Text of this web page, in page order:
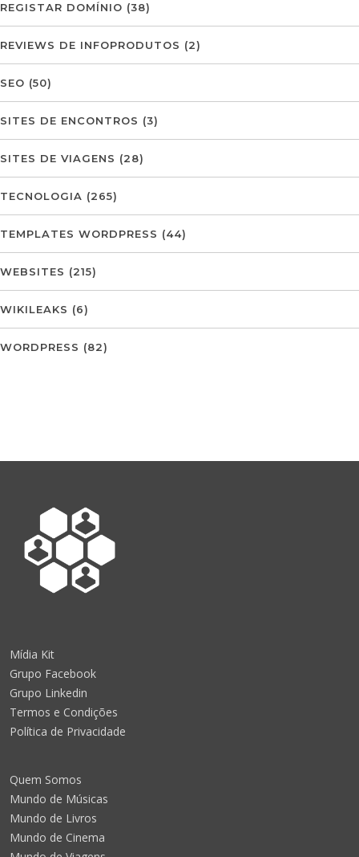
REGISTAR DOMÍNIO (38)
REVIEWS DE INFOPRODUTOS (2)
SEO (50)
SITES DE ENCONTROS (3)
SITES DE VIAGENS (28)
TECNOLOGIA (265)
TEMPLATES WORDPRESS (44)
WEBSITES (215)
WIKILEAKS (6)
WORDPRESS (82)
Mídia Kit
Grupo Facebook
Grupo Linkedin
Termos e Condições
Política de Privacidade
Quem Somos
Mundo de Músicas
Mundo de Livros
Mundo de Cinema